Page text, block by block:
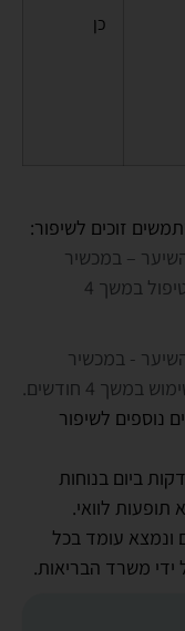
כן
זוכים לשיפור:
השיער – במכשיר
הריג'ן קלאסיק (3 מנגנוני טיפול) בטיפול במשך 4
השיער - במכשיר
נוספים לשיפור
ביצוע הטיפול הוא פשוט וקל, אורך כ-10 דקות ביום בנוחות
לוואי.
ונמצא עומד בכל
ידי משרד הבריאות.